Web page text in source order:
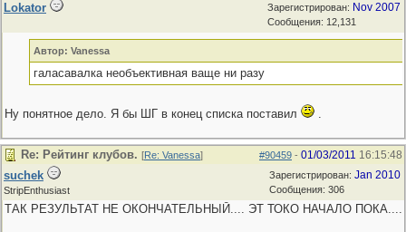
Зарегистрирован: Nov 2007
Сообщения: 12,131
Lokator
Автор: Vanessa
галасавалка необъективная ваще ни разу
Ну понятное дело. Я бы ШГ в конец списка поставил .
#90459 - 01/03/2011 16:15:48
Re: Рейтинг клубов. [Re: Vanessa]
Зарегистрирован: Jan 2010
Сообщения: 306
suchek
StripEnthusiast
ТАК РЕЗУЛЬТАТ НЕ ОКОНЧАТЕЛЬНЫЙ.... ЭТ ТОКО НАЧАЛО ПОКА....